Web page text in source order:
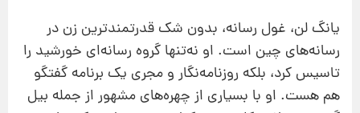
یانگ لن، غول رسانه، بدون شک قدرتمندترین زن در
رسانه‌های چین است. او نه‌تنها گروه رسانه‌ای خورشید را
تاسیس کرد، بلکه روزنامه‌نگار و مجری یک برنامه گفتگو
هم هست. او با بسیاری از چهره‌های مشهور از‌ جمله بیل